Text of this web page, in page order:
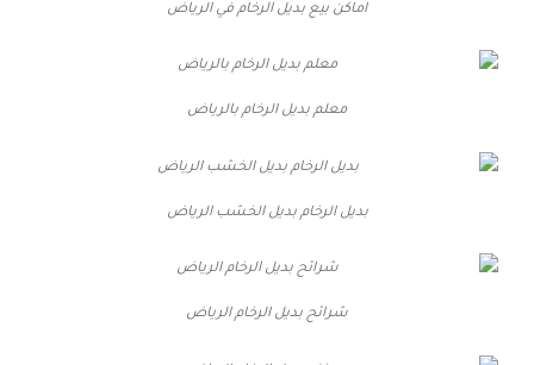
اماكن بيع بديل الرخام في الرياض
معلم بديل الرخام بالرياض
بديل الرخام بديل الخشب الرياض
شرائح بديل الرخام الرياض